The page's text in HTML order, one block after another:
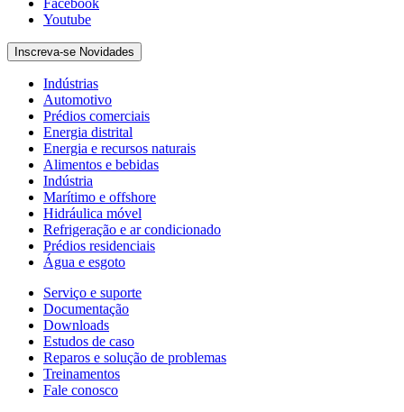
Facebook
Youtube
Inscreva-se Novidades
Indústrias
Automotivo
Prédios comerciais
Energia distrital
Energia e recursos naturais
Alimentos e bebidas
Indústria
Marítimo e offshore
Hidráulica móvel
Refrigeração e ar condicionado
Prédios residenciais
Água e esgoto
Serviço e suporte
Documentação
Downloads
Estudos de caso
Reparos e solução de problemas
Treinamentos
Fale conosco